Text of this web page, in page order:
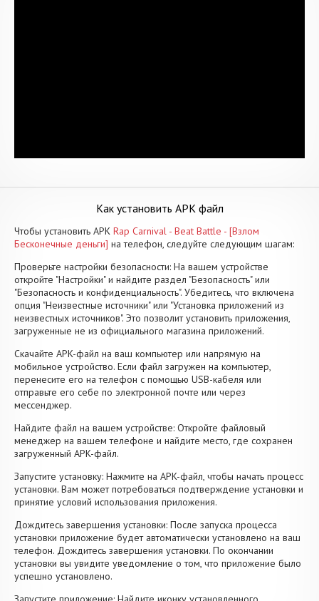
Как установить APK файл
Чтобы установить APK Rap Carnival - Beat Battle - [Взлом
Бесконечные деньги] на телефон, следуйте следующим шагам:
Проверьте настройки безопасности: На вашем устройстве
откройте "Настройки" и найдите раздел "Безопасность" или
"Безопасность и конфиденциальность". Убедитесь, что включена
опция "Неизвестные источники" или "Установка приложений из
неизвестных источников". Это позволит установить приложения,
загруженные не из официального магазина приложений.
Скачайте APK-файл на ваш компьютер или напрямую на
мобильное устройство. Если файл загружен на компьютер,
перенесите его на телефон с помощью USB-кабеля или
отправьте его себе по электронной почте или через
мессенджер.
Найдите файл на вашем устройстве: Откройте файловый
менеджер на вашем телефоне и найдите место, где сохранен
загруженный APK-файл.
Запустите установку: Нажмите на APK-файл, чтобы начать процесс
установки. Вам может потребоваться подтверждение установки и
принятие условий использования приложения.
Дождитесь завершения установки: После запуска процесса
установки приложение будет автоматически установлено на ваш
телефон. Дождитесь завершения установки. По окончании
установки вы увидите уведомление о том, что приложение было
успешно установлено.